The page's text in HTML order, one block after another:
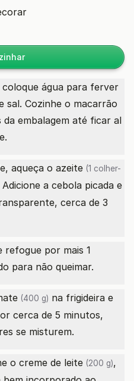
coloque água para ferver
sal. Cozinhe o macarrão
embalagem até ficar al
aqueça o azeite (1 colher-
a cebola picada e
cerca de 3
refogue por mais 1
para não queimar.
(400 g) na frigideira e
cerca de 5 minutos,
se misturem.
o creme de leite (200 g),